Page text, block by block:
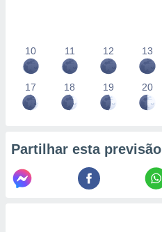
10 11 12 13
17 18 19 20
Partilhar esta previsão